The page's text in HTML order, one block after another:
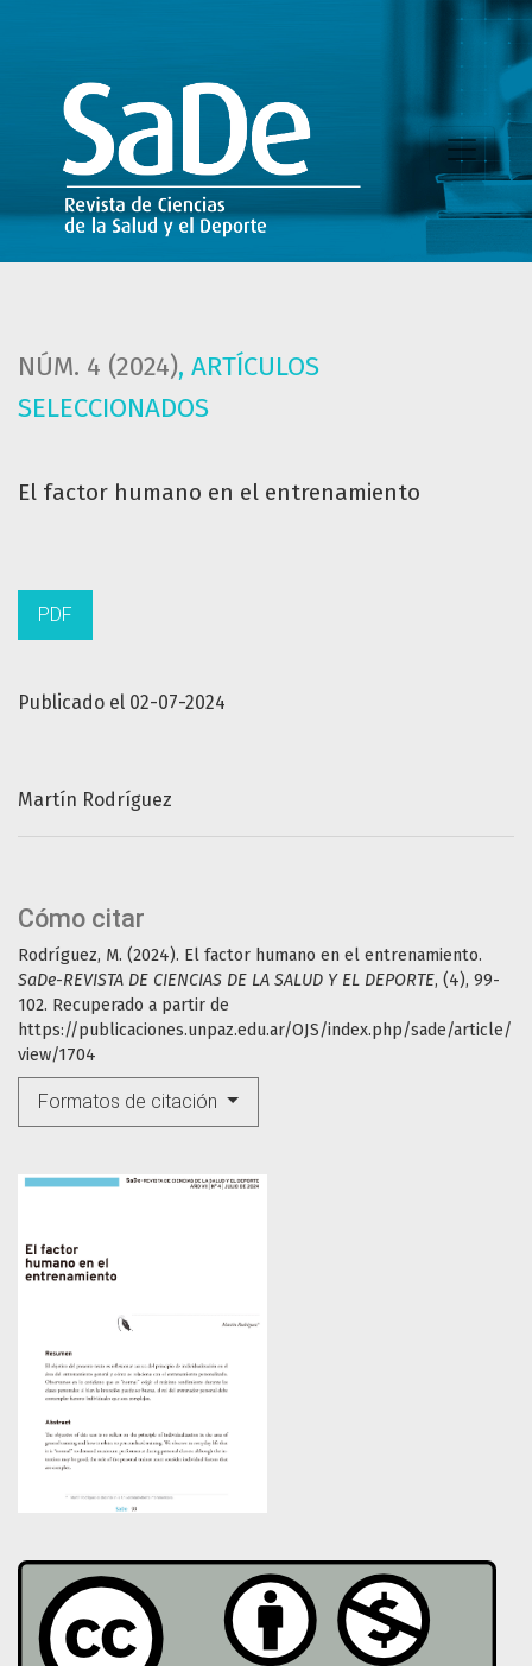
NÚM. 4 (2024), ARTÍCULOS
SELECCIONADOS
El factor humano en el entrenamiento
Publicado el 02-07-2024
PDF
Cómo citar
Rodríguez, M. (2024). El factor humano en el entrenamiento.
SaDe-REVISTA DE CIENCIAS DE LA SALUD Y EL DEPORTE, (4), 99-
102. Recuperado a partir de
https://publicaciones.unpaz.edu.ar/OJS/index.php/sade/article/
view/1704
Formatos de citación
Martín Rodríguez